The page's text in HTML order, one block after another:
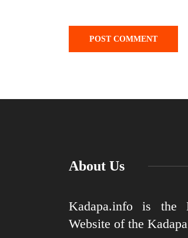
About Us
Kadapa.info is the
Website of the